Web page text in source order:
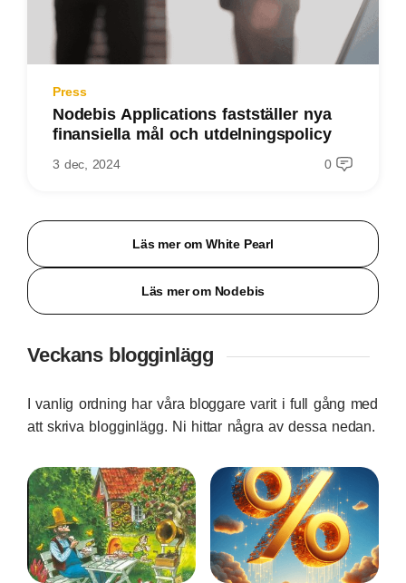
Press
Nodebis Applications fastställer nya
finansiella mål och utdelningspolicy
3 dec, 2024 0
Läs mer om White Pearl
Läs mer om Nodebis
Veckans blogginlägg
I vanlig ordning har våra bloggare varit i full gång med
att skriva blogginlägg. Ni hittar några av dessa nedan.